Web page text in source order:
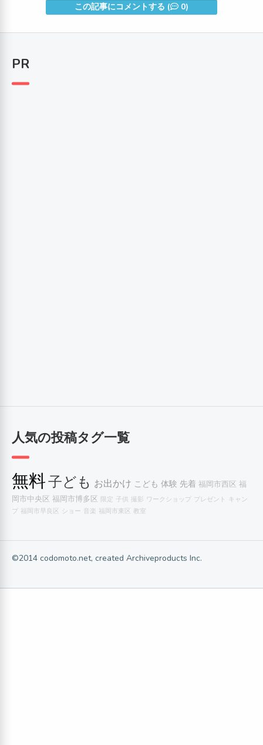
この記事にコメントする ( 0)
PR
人気の投稿タグ一覧
無料子ども お出かけ こども 体験 先着 福岡市西区 福
岡市中央区 福岡市博多区 限定 子供 撮影 ワークショップ プレゼント キャン
プ 福岡市早良区 ショー 音楽 福岡市東区 教室
©2014 codomoto.net, created Archiveproducts Inc.